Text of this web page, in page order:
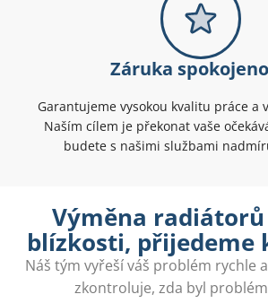
Záruka
Garantujeme vysokou kvalitu práce a
Naším cílem je překonat vaše
budete s našimi službami
Výměna
blízkosti, přijedeme
Náš tým vyřeší váš problém rychle
zkontroluje, zda byl